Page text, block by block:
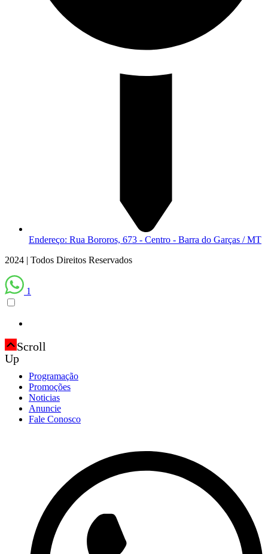
Endereço: Rua Bororos, 673 - Centro - Barra do Garças / MT
2024 | Todos Direitos Reservados
1
Scroll
Up
Programação
Promoções
Noticias
Anuncie
Fale Conosco